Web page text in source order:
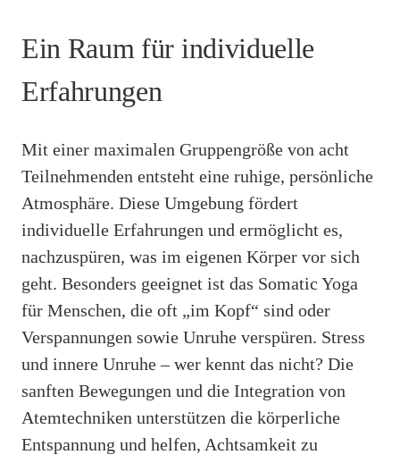
Ein Raum für individuelle
Erfahrungen
Mit einer maximalen Gruppengröße von acht
Teilnehmenden entsteht eine ruhige, persönliche
Atmosphäre. Diese Umgebung fördert
individuelle Erfahrungen und ermöglicht es,
nachzuspüren, was im eigenen Körper vor sich
geht. Besonders geeignet ist das Somatic Yoga
für Menschen, die oft „im Kopf“ sind oder
Verspannungen sowie Unruhe verspüren. Stress
und innere Unruhe – wer kennt das nicht? Die
sanften Bewegungen und die Integration von
Atemtechniken unterstützen die körperliche
Entspannung und helfen, Achtsamkeit zu